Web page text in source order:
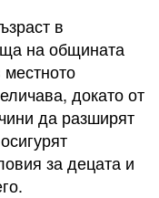
в
на общината
докато от
да разширят
за децата и